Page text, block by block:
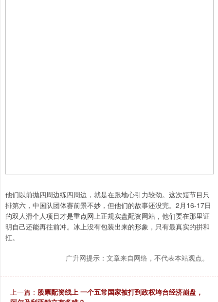
他们以前抛四周边练四周边，就是在跟地心引力较劲。这次短节目只
排第六，中国队团体赛前景不妙，但他们的故事还没完。2月16-17日
的双人滑个人项目才是重点网上正规实盘配资网站，他们要在那里证
明自己还能再往前冲。冰上没有包装出来的形象，只有最真实的拼和
扛。
广升网提示：文章来自网络，不代表本站观点。
上一篇： 股票配资线上 一个五常国家被打到政权垮台经济崩盘，